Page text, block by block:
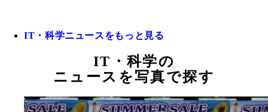
IT・科学ニュースをもっと見る
IT・科学の
ニュースを写真で探す